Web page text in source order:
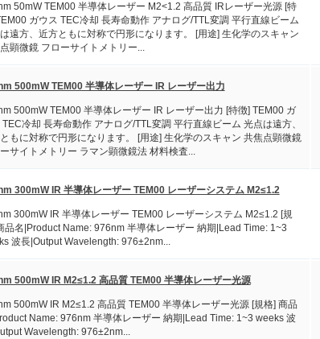
50mW TEM00 半導体レーザー M2<1.2 高品質 IRレーザー光源 [特
ガウス TEC冷却 長寿命動作 アナログ/TTL変調 平行直線ビーム
遠方、近方ともに対称で円形になります。 [用途] 生化学のスキャン
顕微鏡 フローサイトメトリー...
500mW TEM00 半導体レーザー IR レーザー出力
500mW TEM00 半導体レーザー IR レーザー出力 [特徴] TEM00 ガ
TEC冷却 長寿命動作 アナログ/TTL変調 平行直線ビーム 光点は遠方、
もに対称で円形になります。 [用途] 生化学のスキャン 共焦点顕微鏡
サイトメトリー ラマン顕微鏡法 材料検査...
300mW IR 半導体レーザー TEM00 レーザーシステム M2≤1.2
300mW IR 半導体レーザー TEM00 レーザーシステム M2≤1.2 [規
品名|Product Name: 976nm 半導体レーザー 納期|Lead Time: 1~3
波長|Output Wavelength: 976±2nm...
500mW IR M2≤1.2 高品質 TEM00 半導体レーザー光源
500mW IR M2≤1.2 高品質 TEM00 半導体レーザー光源 [規格] 商品
Name: 976nm 半導体レーザー 納期|Lead Time: 1~3 weeks 波
Wavelength: 976±2nm...